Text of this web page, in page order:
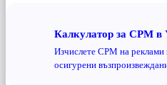
Калкулатор за CPM в
Изчислете CPM на
осигурени